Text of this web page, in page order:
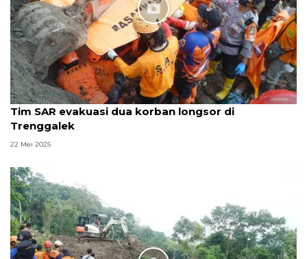
Tim SAR evakuasi dua korban longsor di
Trenggalek
22 Mei 2025